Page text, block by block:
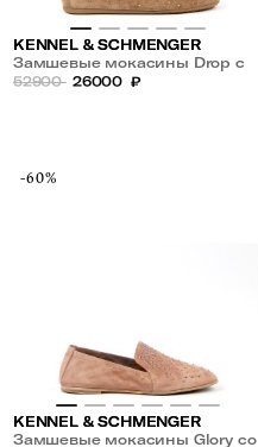
KENNEL & SCHMENGER
Замшевые мокасины Drop с
клепками
52900 26000 ₽
-60%
KENNEL & SCHMENGER
Замшевые мокасины Glory со